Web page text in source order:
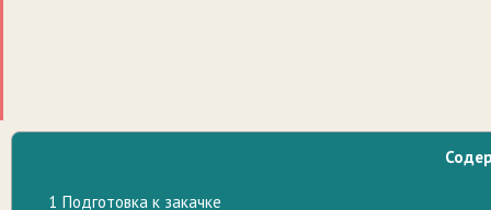
1 Подготовка к закачке